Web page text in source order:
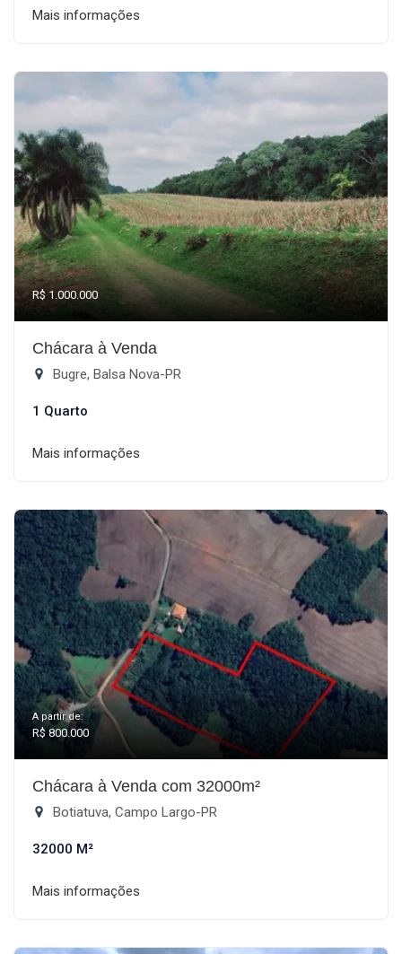
Mais informações
R$ 1.000.000
Chácara à Venda
Bugre, Balsa Nova-PR
1 Quarto
Mais informações
A partir de:
R$ 800.000
Chácara à Venda com 32000m²
Botiatuva, Campo Largo-PR
32000 M²
Mais informações